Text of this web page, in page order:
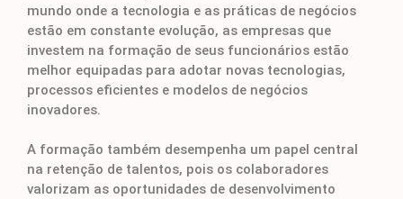
mundo onde a tecnologia e as práticas de negócios
estão em constante evolução, as empresas que
investem na formação de seus funcionários estão
melhor equipadas para adotar novas tecnologias,
processos eficientes e modelos de negócios
inovadores.
A formação também desempenha um papel central
na retenção de talentos, pois os colaboradores
valorizam as oportunidades de desenvolvimento